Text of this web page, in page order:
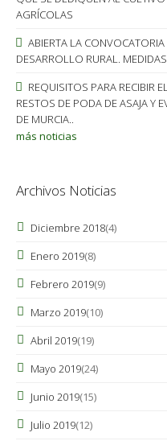
AGRÍCOLAS
ABIERTA LA
DESARROLLO RURAL.
REQUISITOS PARA RECIBIR
RESTOS DE PODA DE ASAJA Y
DE MURCIA..
más noticias
Archivos Noticias
Diciembre 2018(4)
Enero 2019(8)
Febrero 2019(9)
Marzo 2019(10)
Abril 2019(19)
Mayo 2019(24)
Junio 2019(15)
Julio 2019(12)